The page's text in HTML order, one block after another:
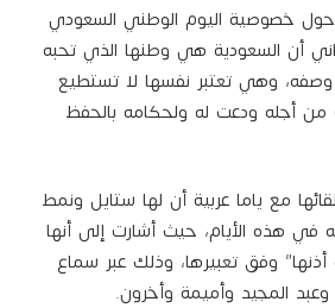
حول خصوصية اليوم الوطني السعودي
أن السعودية هي وطنها الذي تحبه
وصفه، وهي تعتبر نفسها لا تستطيع
أجله ودعت له ولحكامه بالحفظ
مع ياما عربية أن لها ستايل ونمط
هذه الأيام، حيث أشارت إلى أنها
وفق تعبيرها، وذلك عبر سماع
المجيد وأميمة وأخرون.